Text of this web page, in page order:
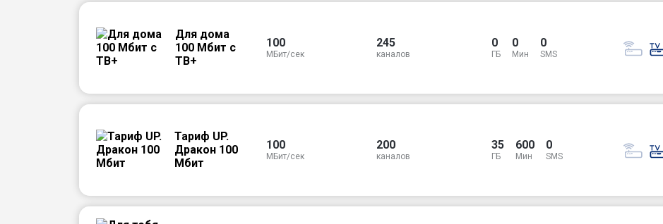
Для дома
100 Мбит с
ТВ+
100
МБит/сек
245
каналов
0
ГБ
0
Мин
0
SMS
Тариф UP.
Дракон 100
Мбит
100
МБит/сек
200
каналов
35
ГБ
600
Мин
0
SMS